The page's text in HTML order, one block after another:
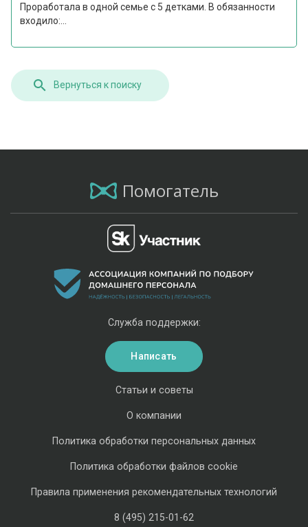
Проработала в одной семье с 5 детками. В обязанности
входило:...
Вернуться к поиску
Помогатель
Статьи и советы
О компании
Политика обработки персональных данных
Политика обработки файлов cookie
Правила применения рекомендательных технологий
8 (495) 215-01-62
Служба поддержки:
Написать